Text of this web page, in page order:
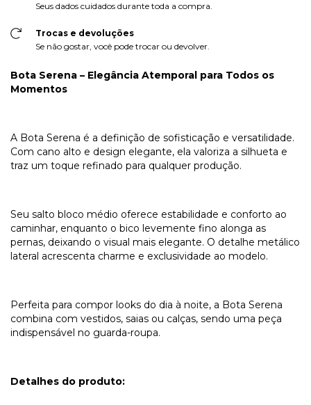
Seus dados cuidados durante toda a compra.
Trocas e devoluções
Se não gostar, você pode trocar ou devolver.
Bota Serena – Elegância Atemporal para Todos os
Momentos
A Bota Serena é a definição de sofisticação e versatilidade.
Com cano alto e design elegante, ela valoriza a silhueta e
traz um toque refinado para qualquer produção.
Seu salto bloco médio oferece estabilidade e conforto ao
caminhar, enquanto o bico levemente fino alonga as
pernas, deixando o visual mais elegante. O detalhe metálico
lateral acrescenta charme e exclusividade ao modelo.
Perfeita para compor looks do dia à noite, a Bota Serena
combina com vestidos, saias ou calças, sendo uma peça
indispensável no guarda-roupa.
Detalhes do produto: